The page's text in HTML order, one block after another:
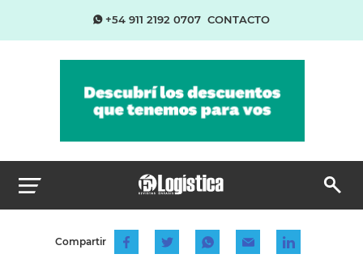
+54 911 2192 0707 CONTACTO
Compartir